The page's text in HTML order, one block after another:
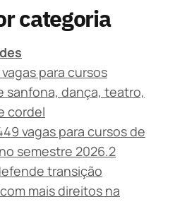
categoria
para cursos
sanfona, dança, teatro,
cordel
vagas para cursos de
semestre 2026.2
transição
mais direitos na